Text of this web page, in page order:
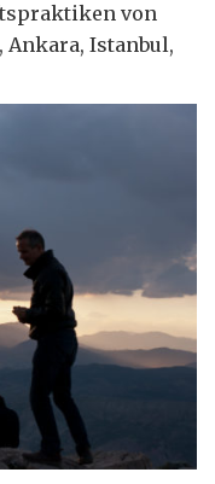
von
Ankara, Istanbul,